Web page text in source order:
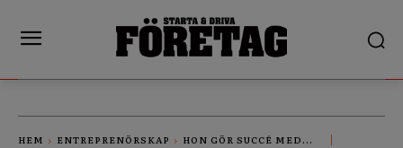
HEM ENTREPRENÖRSKAP HON GÖR SUCCÉ MED...